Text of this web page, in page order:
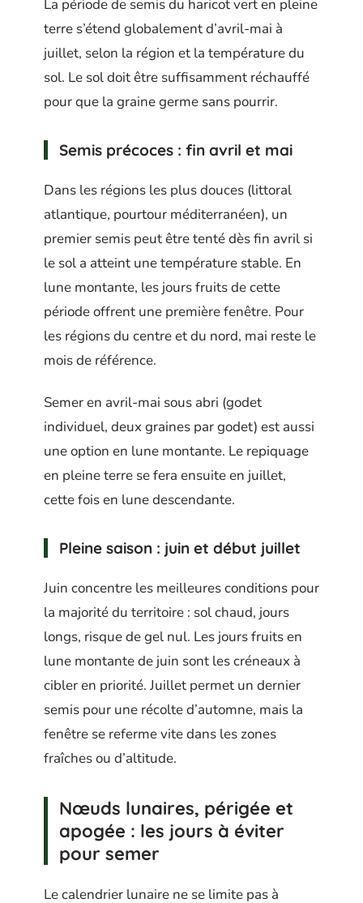
La période de semis du haricot vert en pleine
terre s’étend globalement d’avril-mai à
juillet, selon la région et la température du
sol. Le sol doit être suffisamment réchauffé
pour que la graine germe sans pourrir.
Semis précoces : fin avril et mai
Dans les régions les plus douces (littoral
atlantique, pourtour méditerranéen), un
premier semis peut être tenté dès fin avril si
le sol a atteint une température stable. En
lune montante, les jours fruits de cette
période offrent une première fenêtre. Pour
les régions du centre et du nord, mai reste le
mois de référence.
Semer en avril-mai sous abri (godet
individuel, deux graines par godet) est aussi
une option en lune montante. Le repiquage
en pleine terre se fera ensuite en juillet,
cette fois en lune descendante.
Pleine saison : juin et début juillet
Juin concentre les meilleures conditions pour
la majorité du territoire : sol chaud, jours
longs, risque de gel nul. Les jours fruits en
lune montante de juin sont les créneaux à
cibler en priorité. Juillet permet un dernier
semis pour une récolte d’automne, mais la
fenêtre se referme vite dans les zones
fraîches ou d’altitude.
Nœuds lunaires, périgée et
apogée : les jours à éviter
pour semer
Le calendrier lunaire ne se limite pas à